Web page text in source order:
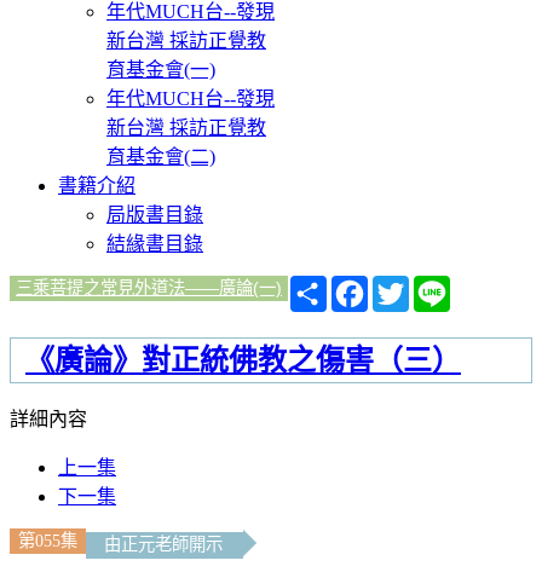
年代MUCH台--發現
新台灣 採訪正覺教
育基金會(一)
年代MUCH台--發現
新台灣 採訪正覺教
育基金會(二)
書籍介紹
局版書目錄
結緣書目錄
三乘菩提之常見外道法——廣論(一)
分
享
Facebook
Twitter
《廣論》對正統佛教之傷害（三）
詳細內容
上一集
下一集
第055集 由正元老師開示